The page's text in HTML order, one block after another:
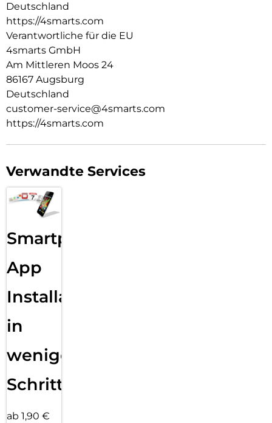
Deutschland
https://4smarts.com
Verantwortliche für die EU
4smarts GmbH
Am Mittleren Moos 24
86167 Augsburg
Deutschland
customer-service@4smarts.com
https://4smarts.com
Verwandte Services
Smartphone
App
Installation
in
wenigen
Schritten
ab 1,90 €